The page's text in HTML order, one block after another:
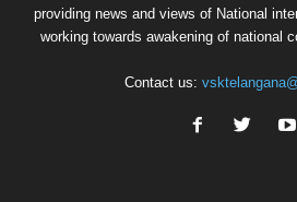
providing news and views of National
working towards awakening of national
Contact us: